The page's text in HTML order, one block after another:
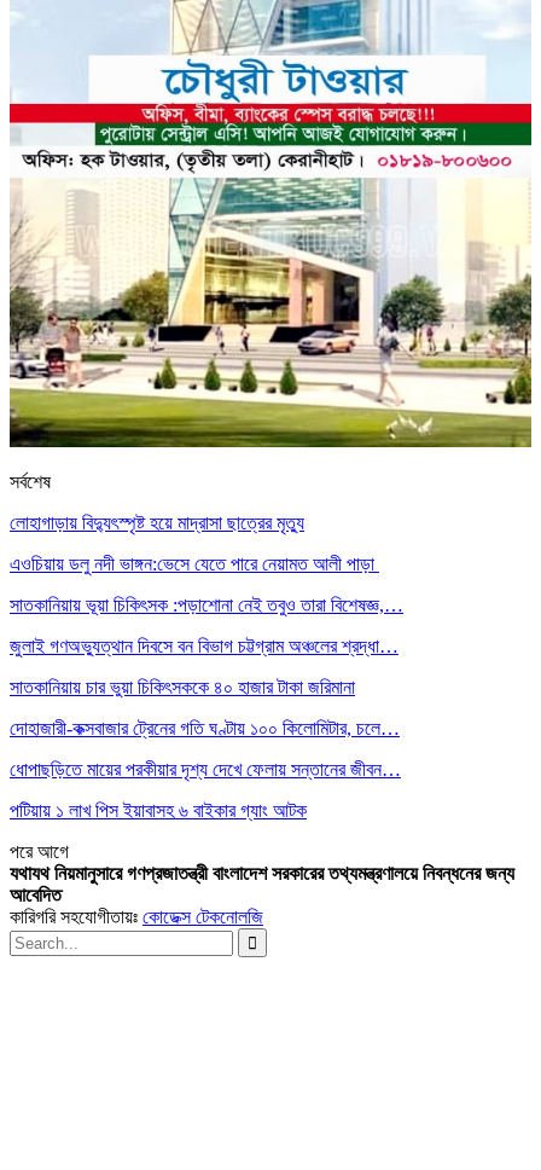
সর্বশেষ
লোহাগাড়ায় বিদ্যুৎস্পৃষ্ট হয়ে মাদ্রাসা ছাত্রের মৃত্যু
এওচিয়ায় ডলু নদী ভাঙ্গন:ভেসে যেতে পারে নেয়ামত আলী পাড়া
সাতকানিয়ায় ভূয়া চিকিৎসক :পড়াশোনা নেই তবুও তারা বিশেষজ্ঞ,…
জুলাই গণঅভ্যুত্থান দিবসে বন বিভাগ চট্টগ্রাম অঞ্চলের শ্রদ্ধা…
সাতকানিয়ায় চার ভুয়া চিকিৎসককে ৪০ হাজার টাকা জরিমানা
দোহাজারী-কক্সবাজার ট্রেনের গতি ঘণ্টায় ১০০ কিলোমিটার, চলে…
ধোপাছড়িতে মায়ের পরকীয়ার দৃশ্য দেখে ফেলায় সন্তানের জীবন…
পটিয়ায় ১ লাখ পিস ইয়াবাসহ ৬ বাইকার গ্যাং আটক
পরেআগে
যথাযথ নিয়মানুসারে গণপ্রজাতন্ত্রী বাংলাদেশ সরকারের তথ্যমন্ত্রণালয়ে নিবন্ধনের জন্য
আবেদিত
কারিগরি সহযোগীতায়ঃ কোডেক্স টেকনোলজি